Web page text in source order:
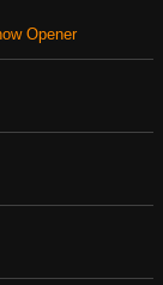
Opener